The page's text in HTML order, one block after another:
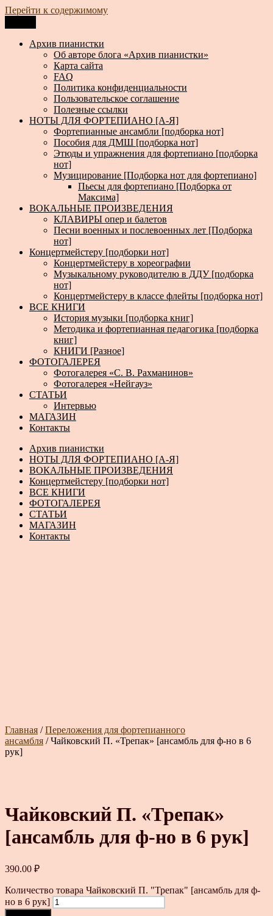
Перейти к содержимому
Архив пианистки
Всё для пианистов: ноты, книги, музыка, статьи…
Архив пианистки
Об авторе блога «Архив пианистки»
Карта сайта
FAQ
Политика конфиденциальности
Пользовательское соглашение
Полезные ссылки
НОТЫ ДЛЯ ФОРТЕПИАНО [А-Я]
Фортепианные ансамбли [подборка нот]
Пособия для ДМШ [подборка нот]
Этюды и упражнения для фортепиано [подборка
нот]
Музицирование [Подборка нот для фортепиано]
Пьесы для фортепиано [Подборка от
Максима]
ВОКАЛЬНЫЕ ПРОИЗВЕДЕНИЯ
КЛАВИРЫ опер и балетов
Песни военных и послевоенных лет [Подборка
нот]
Концертмейстеру [подборки нот]
Концертмейстеру в хореографии
Музыкальному руководителю в ДДУ [подборка
нот]
Концертмейстеру в классе флейты [подборка нот]
ВСЕ КНИГИ
История музыки [подборка книг]
Методика и фортепианная педагогика [подборка
книг]
КНИГИ [Разное]
ФОТОГАЛЕРЕЯ
Фотогалерея «С. В. Рахманинов»
Фотогалерея «Нейгауз»
СТАТЬИ
Интервью
МАГАЗИН
Контакты
Архив пианистки
НОТЫ ДЛЯ ФОРТЕПИАНО [А-Я]
ВОКАЛЬНЫЕ ПРОИЗВЕДЕНИЯ
Концертмейстеру [подборки нот]
ВСЕ КНИГИ
ФОТОГАЛЕРЕЯ
СТАТЬИ
МАГАЗИН
Контакты
Главная /Переложения для фортепианного
ансамбля / Чайковский П. «Трепак» [ансамбль для ф-но в 6
рук]
Чайковский П. «Трепак»
[ансамбль для ф-но в 6 рук]
390.00 ₽
Количество товара Чайковский П. "Трепак" [ансамбль для ф-
но в 6 рук]